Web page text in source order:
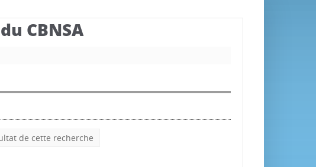
CBNSA
de cette recherche